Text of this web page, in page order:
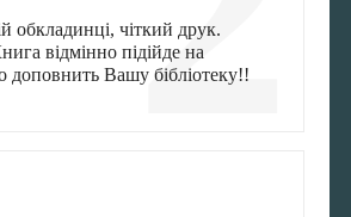
обкладинці, чіткий друк.
відмінно підійде на
доповнить Вашу бібліотеку!!